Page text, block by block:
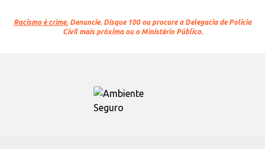
Racismo é crime. Denuncie. Disque 100 ou procure a Delegacia de Polícia
Civil mais próxima ou o Ministério Público.